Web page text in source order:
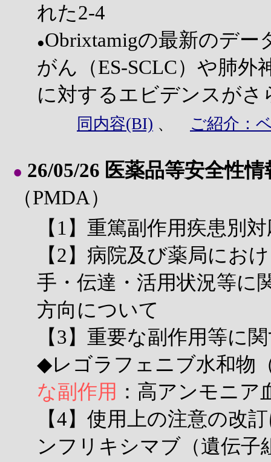
れた2-4
●Obrixtamigの最新のデー
がん（ES-SCLC）や肺外
に対するエビデンスがさ
同内容(BI) 、 ご紹介：
● 26/05/26 医薬品等安全性情
（PMDA）
【1】重篤副作用疾患別
【2】病院及び薬局にお
手・伝達・活用状況等に
方向について
【3】重要な副作用等に
◆レゴラフェニブ水和物
な副作用 ：高アンモニア
【4】使用上の注意の改
ンフリキシマブ（遺伝